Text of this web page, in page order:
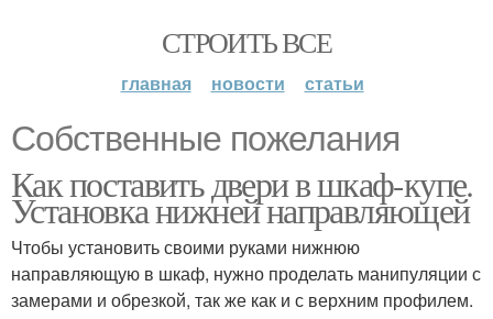
СТРОИТЬ ВСЕ
главная новости статьи
Собственные пожелания
Как поставить двери в шкаф-купе.
Установка нижней направляющей
Чтобы установить своими руками нижнюю
направляющую в шкаф, нужно проделать манипуляции с
замерами и обрезкой, так же как и с верхним профилем.